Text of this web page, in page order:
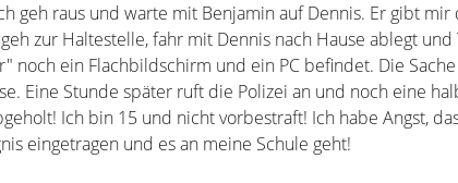
geh raus und warte mit Benjamin auf Dennis. Er gibt
zur Haltestelle, fahr mit Dennis nach Hause ablegt und
noch ein Flachbildschirm und ein PC befindet. Die
Eine Stunde später ruft die Polizei an und noch eine
Ich bin 15 und nicht vorbestraft! Ich habe Angst,
eingetragen und es an meine Schule geht!